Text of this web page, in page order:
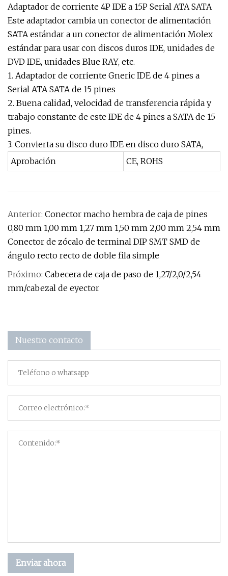
Adaptador de corriente 4P IDE a 15P Serial ATA SATA
Este adaptador cambia un conector de alimentación
SATA estándar a un conector de alimentación Molex
estándar para usar con discos duros IDE, unidades de
DVD IDE, unidades Blue RAY, etc.
1. Adaptador de corriente Gneric IDE de 4 pines a
Serial ATA SATA de 15 pines
2. Buena calidad, velocidad de transferencia rápida y
trabajo constante de este IDE de 4 pines a SATA de 15
pines.
3. Convierta su disco duro IDE en disco duro SATA,
Aprobación
CE, ROHS
Anterior: Conector macho hembra de caja de pines
0,80 mm 1,00 mm 1,27 mm 1,50 mm 2,00 mm 2,54 mm
Conector de zócalo de terminal DIP SMT SMD de
ángulo recto recto de doble fila simple
Próximo: Cabecera de caja de paso de 1,27/2,0/2,54
mm/cabezal de eyector
Nuestro contacto
Enviar ahora